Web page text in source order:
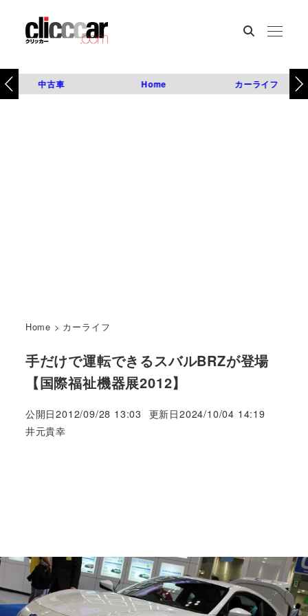
中古車 Home カーライフ
Home > カーライフ
手だけで運転できるスバルBRZが登場
【国際福祉機器展2012】
公開日2012/09/28 13:03 更新日2024/10/04 14:19
著
井元貴幸